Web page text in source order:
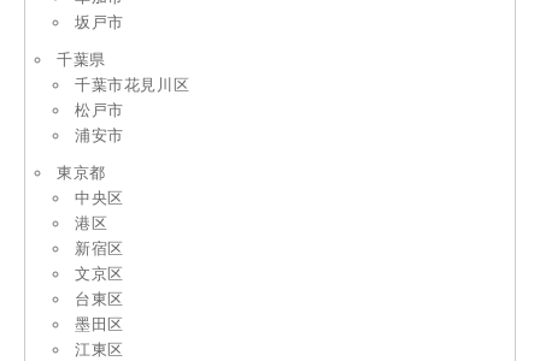
坂戸市
千葉県
千葉市花見川区
松戸市
浦安市
東京都
中央区
港区
新宿区
文京区
台東区
墨田区
江東区